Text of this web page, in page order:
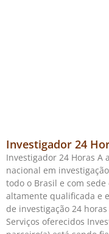
Investigador 24
Investigador 24 Horas A
nacional em
todo o Brasil e com
altamente qualificada e
de investigação 24
Serviços oferecidos